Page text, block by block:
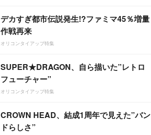
デカすぎ都市伝説発生!?ファミマ45％増量
作戦再来
オリコンタイアップ特集
SUPER★DRAGON、自ら描いた”レトロ
フューチャー”
オリコンタイアップ特集
CROWN HEAD、結成1周年で見えた”バン
ドらしさ”